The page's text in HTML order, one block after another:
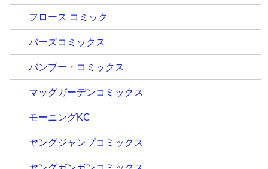
フロース コミック
バーズコミックス
バンブー・コミックス
マッグガーデンコミックス
モーニングKC
ヤングジャンプコミックス